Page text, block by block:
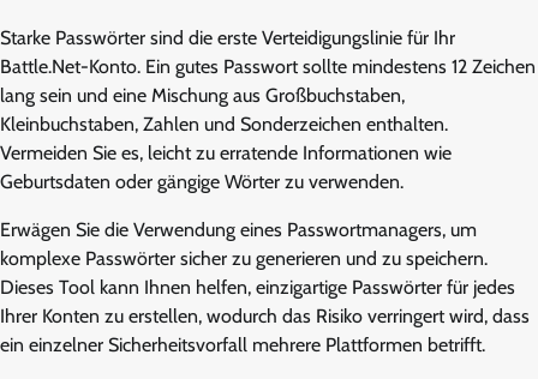
Starke Passwörter sind die erste Verteidigungslinie für Ihr
Battle.Net-Konto. Ein gutes Passwort sollte mindestens 12 Zeichen
lang sein und eine Mischung aus Großbuchstaben,
Kleinbuchstaben, Zahlen und Sonderzeichen enthalten.
Vermeiden Sie es, leicht zu erratende Informationen wie
Geburtsdaten oder gängige Wörter zu verwenden.
Erwägen Sie die Verwendung eines Passwortmanagers, um
komplexe Passwörter sicher zu generieren und zu speichern.
Dieses Tool kann Ihnen helfen, einzigartige Passwörter für jedes
Ihrer Konten zu erstellen, wodurch das Risiko verringert wird, dass
ein einzelner Sicherheitsvorfall mehrere Plattformen betrifft.